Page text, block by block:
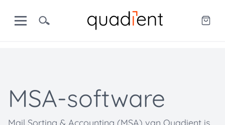
MSA-software
Mail Sorting & Accounting (MSA) van Quadient is